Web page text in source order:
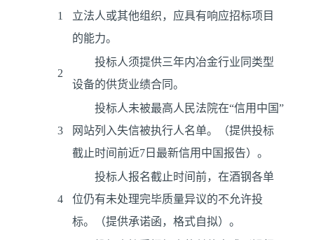
1
立法人或其他组织，应具有响应招标项目
的能力。
2
投标人须提供三年内冶金行业同类型
设备的供货业绩合同。
3
投标人未被最高人民法院在“信用中国”
网站列入失信被执行人名单。（提供投标
截止时间前近7日最新信用中国报告）。
4
投标人报名截止时间前，在酒钢各单
位仍有未处理完毕质量异议的不允许投
标。（提供承诺函，格式自拟）。